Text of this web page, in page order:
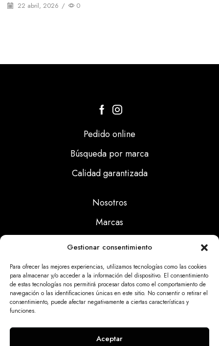
Gestionar consentimiento
Para ofrecer las mejores experiencias, utilizamos tecnologías como las cookies
para almacenar y/o acceder a la información del dispositivo. El consentimiento
de estas tecnologías nos permitirá procesar datos como el comportamiento de
navegación o las identificaciones únicas en este sitio. No consentir o retirar el
consentimiento, puede afectar negativamente a ciertas características y
funciones.
Aceptar
22 abril, 2026 / 0
Pedido online
Búsqueda por marca
Calidad garantizada
Nosotros
Marcas
Noticias
Aviso Legal
Politicas Cookies